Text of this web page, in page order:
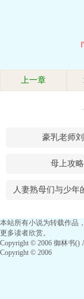
上一章
豪乳老师
母上攻略
人妻熟母们与少年
本站所有小说为转载作品
更多读者欣赏。
Copyright © 2006 御林书()
Copyright © 2006